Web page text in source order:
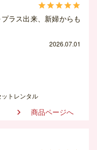

ラス出来、新婦からも
2026.07.01
ットレンタル
 商品ページへ